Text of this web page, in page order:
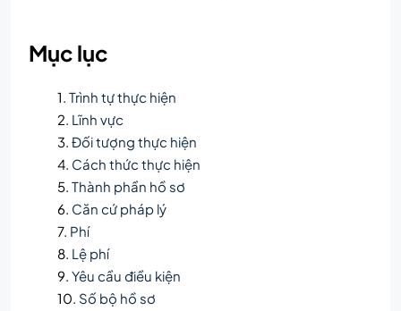
Mục lục
Trình tự thực hiện
Lĩnh vực
Đối tượng thực hiện
Cách thức thực hiện
Thành phần hồ sơ
Căn cứ pháp lý
Phí
Lệ phí
Yêu cầu điều kiện
Số bộ hồ sơ